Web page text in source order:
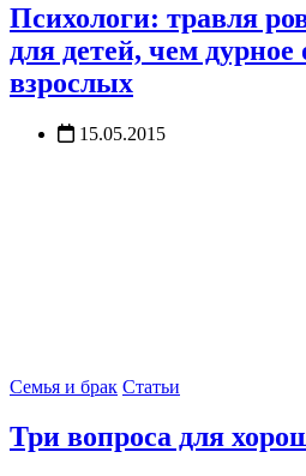
Психологи: травля
для детей, чем
взрослых
15.05.2015
Семья и брак Статьи
Три вопроса для